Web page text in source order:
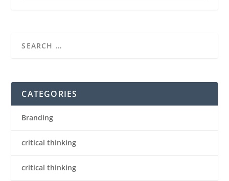
CATEGORIES
Branding
critical thinking
critical thinking